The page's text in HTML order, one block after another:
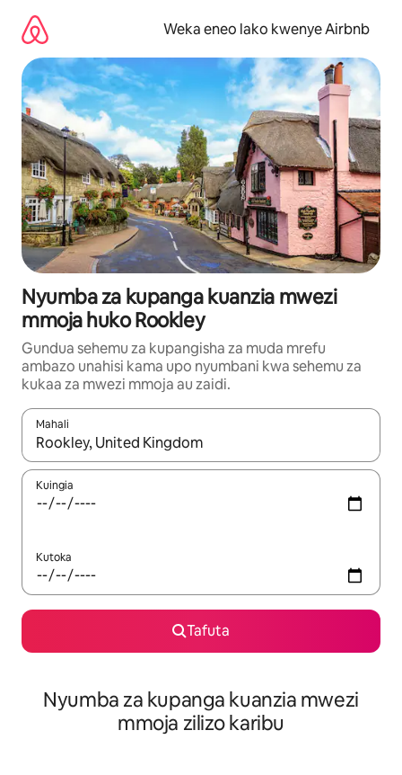
kwenda
kwenye
maudhui
Weka eneo lako kwenye Airbnb
Nyumba za kupanga kuanzia mwezi
mmoja huko Rookley
Gundua sehemu za kupangisha za muda mrefu
ambazo unahisi kama upo nyumbani kwa sehemu za
kukaa za mwezi mmoja au zaidi.
Mahali
Wakati matokeo yanapatikana, vinjari kwa kutumia vitufe vya
Kuingia
Kutoka
Tafuta
Nyumba za kupanga kuanzia mwezi
mmoja zilizo karibu